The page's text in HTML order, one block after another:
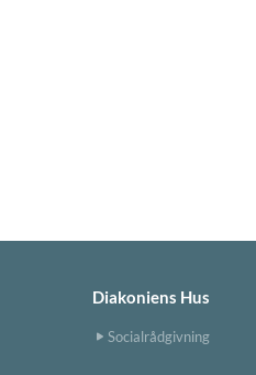
Diakoniens Hus
Socialrådgivning